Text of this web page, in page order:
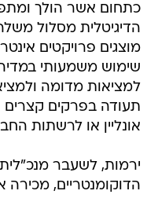
כתחום אשר הולך
הדיגיטלית מסלול
מוצגים פרויקטים
שימוש משמעותי במדיה
למציאות מדומה
תעודה בפרקים קצרים
אונליין או לרשתות
ירמות, לשעבר מנכ"לית
הדוקומנטריים, מכירה